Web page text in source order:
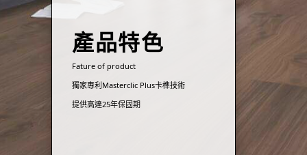
產品特色
Fature of product
獨家專利Masterclic Plus卡榫技術
提供高達25年保固期